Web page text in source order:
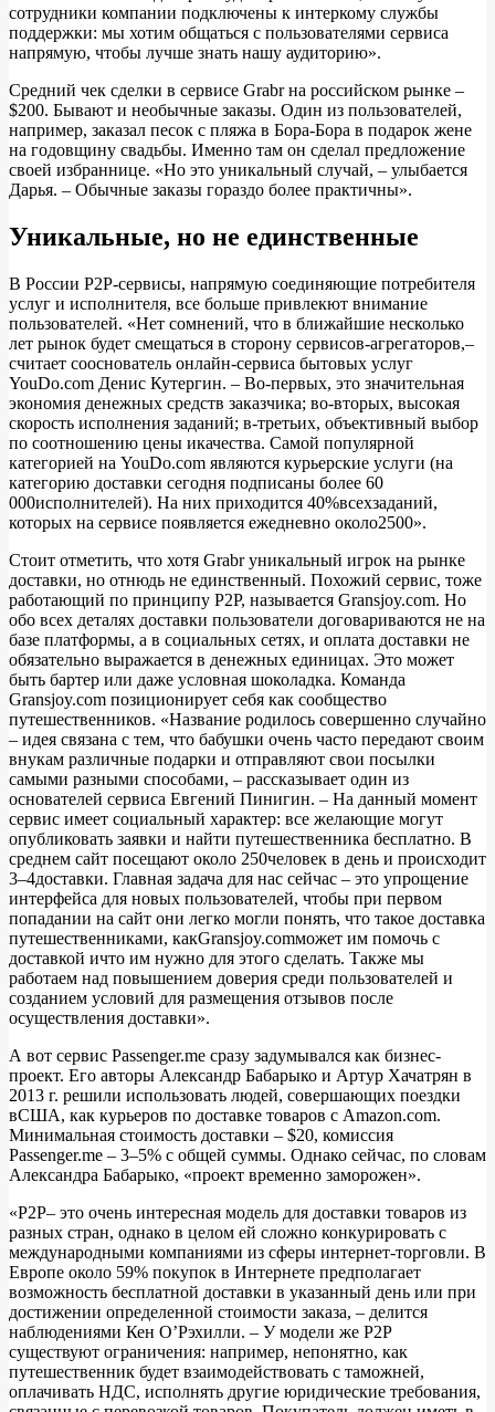
сотрудники компании подключены к интеркому службы
поддержки: мы хотим общаться с пользователями сервиса
напрямую, чтобы лучше знать нашу аудиторию».
Средний чек сделки в сервисе Grabr на российском рынке –
$200. Бывают и необычные заказы. Один из пользователей,
например, заказал песок с пляжа в Бора-Бора в подарок жене
на годовщину свадьбы. Именно там он сделал предложение
своей избраннице. «Но это уникальный случай, – улыбается
Дарья. – Обычные заказы гораздо более практичны».
Уникальные, но не единственные
В России P2P-сервисы, напрямую соединяющие потребителя
услуг и исполнителя, все больше привлекют внимание
пользователей. «Нет сомнений, что в ближайшие несколько
лет рынок будет смещаться в сторону сервисов-агрегаторов,–
считает сооснователь онлайн-сервиса бытовых услуг
YouDo.com Денис Кутергин. – Во-первых, это значительная
экономия денежных средств заказчика; во-вторых, высокая
скорость исполнения заданий; в-третьих, объективный выбор
по соотношению цены икачества. Самой популярной
категорией на YouDo.com являются курьерские услуги (на
категорию доставки сегодня подписаны более 60
000исполнителей). На них приходится 40%всехзаданий,
которых на сервисе появляется ежедневно около2500».
Стоит отметить, что хотя Grabr уникальный игрок на рынке
доставки, но отнюдь не единственный. Похожий сервис, тоже
работающий по принципу P2P, называется Gransjoy.com. Но
обо всех деталях доставки пользователи договариваются не на
базе платформы, а в социальных сетях, и оплата доставки не
обязательно выражается в денежных единицах. Это может
быть бартер или даже условная шоколадка. Команда
Gransjoy.com позиционирует себя как сообщество
путешественников. «Название родилось совершенно случайно
– идея связана с тем, что бабушки очень часто передают своим
внукам различные подарки и отправляют свои посылки
самыми разными способами, – рассказывает один из
основателей сервиса Евгений Пинигин. – На данный момент
сервис имеет социальный характер: все желающие могут
опубликовать заявки и найти путешественника бесплатно. В
среднем сайт посещают около 250человек в день и происходит
3–4доставки. Главная задача для нас сейчас – это упрощение
интерфейса для новых пользователей, чтобы при первом
попадании на сайт они легко могли понять, что такое доставка
путешественниками, какGransjoy.comможет им помочь с
доставкой ичто им нужно для этого сделать. Также мы
работаем над повышением доверия среди пользователей и
созданием условий для размещения отзывов после
осуществления доставки».
А вот сервис Passenger.me сразу задумывался как бизнес-
проект. Его авторы Александр Бабарыко и Артур Хачатрян в
2013 г. решили использовать людей, совершающих поездки
вСША, как курьеров по доставке товаров с Amazon.com.
Минимальная стоимость доставки – $20, комиссия
Passenger.me – 3–5% с общей суммы. Однако сейчас, по словам
Александра Бабарыко, «проект временно заморожен».
«P2P– это очень интересная модель для доставки товаров из
разных стран, однако в целом ей сложно конкурировать с
международными компаниями из сферы интернет-торговли. В
Европе около 59% покупок в Интернете предполагает
возможность бесплатной доставки в указанный день или при
достижении определенной стоимости заказа, – делится
наблюдениями Кен О’Рэхилли. – У модели же Р2Р
существуют ограничения: например, непонятно, как
путешественник будет взаимодействовать с таможней,
оплачивать НДС, исполнять другие юридические требования,